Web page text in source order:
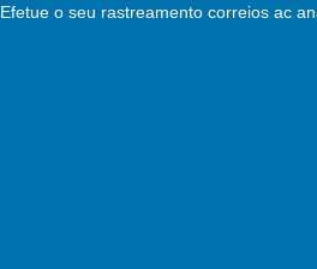
Efetue o seu rastreamento correios ac